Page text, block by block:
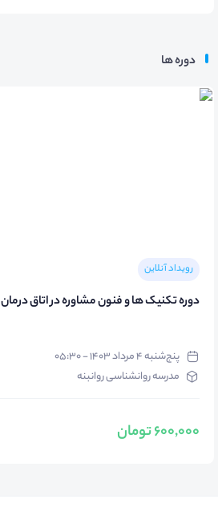
دوره ها
رویداد آنلاین
دوره تکنیک ها و فنون مشاوره در اتاق درمان
پنج‌شنبه ۴ مرداد ۱۴۰۳ - ۰۵:۳۰
مدرسه روانشناسی روانبنه
600,000 تومان